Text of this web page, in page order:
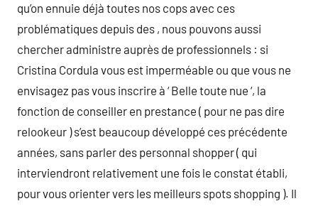
qu’on ennuie déjà toutes nos cops avec ces
problématiques depuis des , nous pouvons aussi
chercher administre auprès de professionnels : si
Cristina Cordula vous est imperméable ou que vous ne
envisagez pas vous inscrire à ‘ Belle toute nue ‘, la
fonction de conseiller en prestance ( pour ne pas dire
relookeur ) s’est beaucoup développé ces précédente
années, sans parler des personnal shopper ( qui
interviendront relativement une fois le constat établi,
pour vous orienter vers les meilleurs spots shopping ). Il